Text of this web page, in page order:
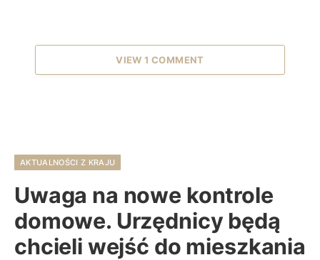
VIEW 1 COMMENT
AKTUALNOŚCI Z KRAJU
Uwaga na nowe kontrole
domowe. Urzędnicy będą
chcieli wejść do mieszkania